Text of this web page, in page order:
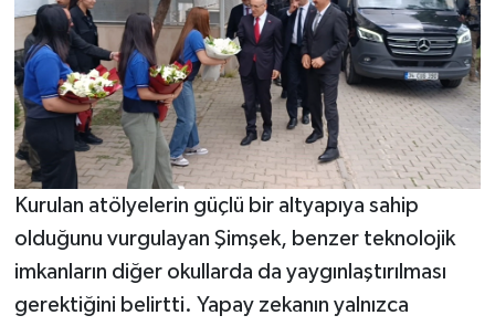
Kurulan atölyelerin güçlü bir altyapıya sahip
olduğunu vurgulayan Şimşek, benzer teknolojik
imkanların diğer okullarda da yaygınlaştırılması
gerektiğini belirtti. Yapay zekanın yalnızca